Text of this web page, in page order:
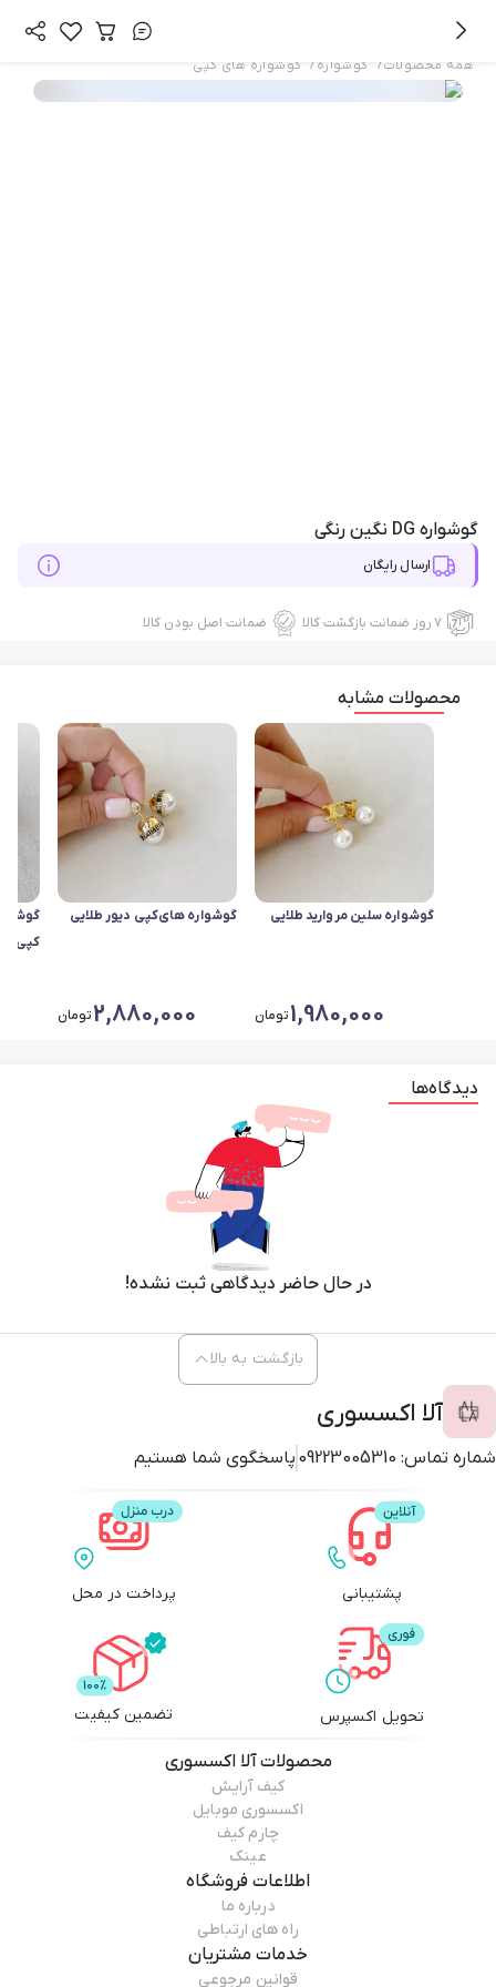
همه محصولات/ گوشواره / گوشواره های کپی
گوشواره DG نگین رنگی
ارسال رایگان
۷ روز ضمانت بازگشت کالا ضمانت اصل بودن کالا
محصولات مشابه
گوشواره سلین مروارید طلایی
1,980,000تومان
گوشواره های‌کپی دیور طلایی
2,880,000تومان
کپی
دیدگاه‌ها
در حال حاضر دیدگاهی ثبت نشده!
آلا اکسسوری
شماره تماس: 09223005310 پاسخگوی شما هستیم
بازگشت به بالا
پشتیبانی پرداخت در محل
تحویل اکسپرس تضمین کیفیت
محصولاتآلا اکسسوری
کیف آرایش
اکسسوری موبایل
چارم کیف
عینک
اطلاعات فروشگاه
درباره ما
راه های ارتباطی
خدمات مشتریان
قوانین مرجوعی